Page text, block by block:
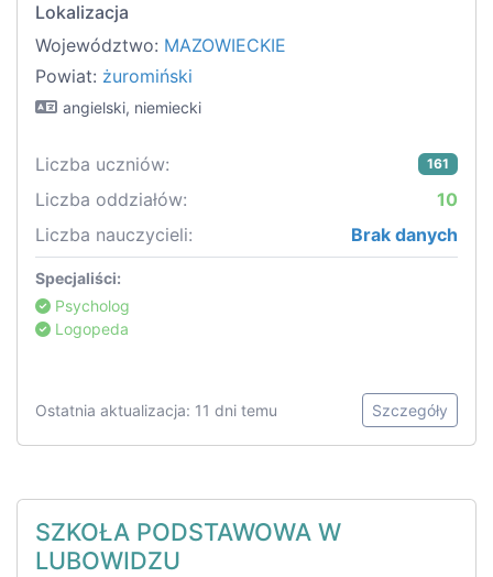
Lokalizacja
Województwo: MAZOWIECKIE
Powiat: żuromiński
angielski, niemiecki
Liczba uczniów: 161
Liczba oddziałów:
10
Liczba nauczycieli:
Brak danych
Specjaliści:
Psycholog
Logopeda
Ostatnia aktualizacja: 11 dni temu Szczegóły
SZKOŁA PODSTAWOWA W
LUBOWIDZU